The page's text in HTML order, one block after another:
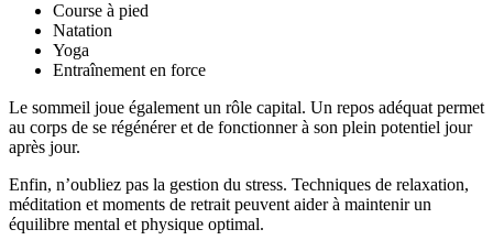
Course à pied
Natation
Yoga
Entraînement en force
Le sommeil joue également un rôle capital. Un repos adéquat permet
au corps de se régénérer et de fonctionner à son plein potentiel jour
après jour.
Enfin, n’oubliez pas la gestion du stress. Techniques de relaxation,
méditation et moments de retrait peuvent aider à maintenir un
équilibre mental et physique optimal.